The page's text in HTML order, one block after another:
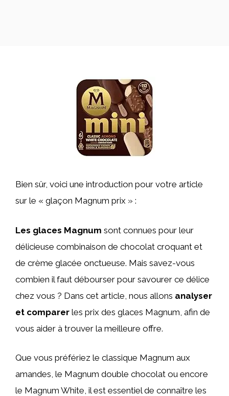
Bien sûr, voici une introduction pour votre article
sur le « glaçon Magnum prix » :
Les glaces Magnum sont connues pour leur
délicieuse combinaison de chocolat croquant et
de crème glacée onctueuse. Mais savez-vous
combien il faut débourser pour savourer ce délice
chez vous ? Dans cet article, nous allons analyser
et comparer les prix des glaces Magnum, afin de
vous aider à trouver la meilleure offre.
Que vous préfériez le classique Magnum aux
amandes, le Magnum double chocolat ou encore
le Magnum White, il est essentiel de connaître les